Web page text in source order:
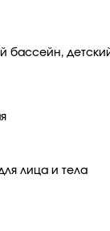
бассейн,
лица и тела